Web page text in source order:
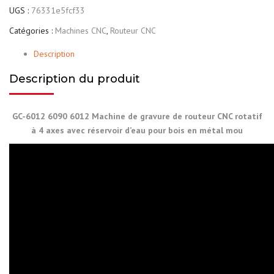
UGS : 76331e5fcf33
Catégories : Machines CNC, Routeur CNC
Description
Description du produit
GC-6012 6090 6012 Machine de gravure de routeur CNC rotatif
à 4 axes avec réservoir d’eau pour bois en métal mou